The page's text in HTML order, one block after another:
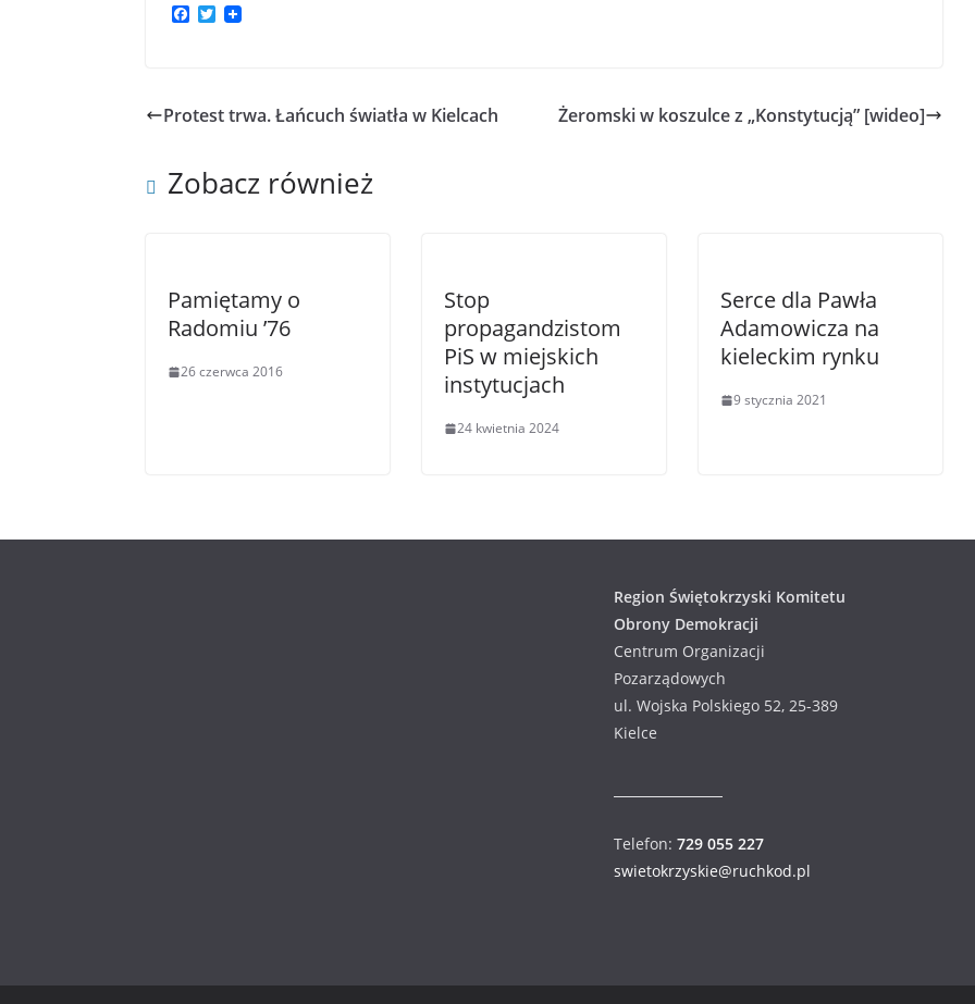
F
o
T
r
Protest trwa. Łańcuch światła w Kielcach Żeromski w koszulce z „Konstytucją” [wideo]
Zobacz również
Pamiętamy o
Radomiu ’76
26 czerwca 2016
Stop
propagandzistom
PiS w miejskich
instytucjach
24 kwietnia 2024
Serce dla Pawła
Adamowicza na
kieleckim rynku
9 stycznia 2021
Region Świętokrzyski Komitetu
Obrony Demokracji
Centrum Organizacji
Pozarządowych
ul. Wojska Polskiego 52, 25-389
Kielce
Telefon:729 055 227
swietokrzyskie@ruchkod.pl